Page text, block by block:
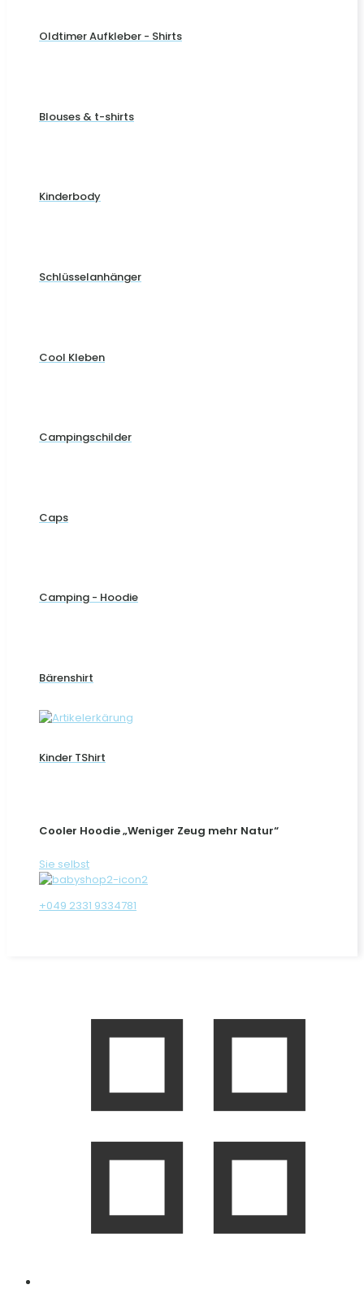
Oldtimer Aufkleber - Shirts
Blouses & t-shirts
Kinderbody
Schlüsselanhänger
Cool Kleben
Campingschilder
Caps
Camping - Hoodie
Bärenshirt
Kinder TShirt
Cooler Hoodie „Weniger Zeug mehr Natur“
Sie selbst
+049 2331 9334781